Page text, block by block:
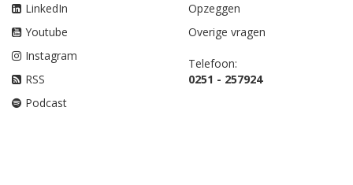
LinkedIn
Youtube
Instagram
RSS
Podcast
Opzeggen
Overige vragen
Telefoon:
0251 - 257924